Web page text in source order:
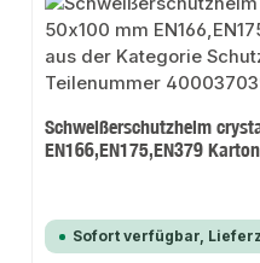
Schweißerschutzhelm
EN166,EN175,EN379
Sofort verfügbar,